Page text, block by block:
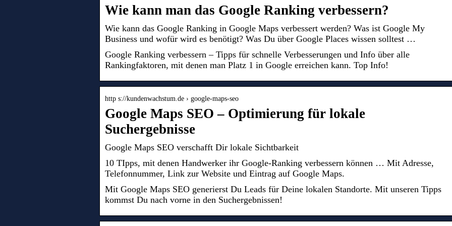
Wie kann man das Google Ranking verbessern?
Wie kann das Google Ranking in Google Maps verbessert werden? Was ist Google My
Business und wofür wird es benötigt? Was Du über Google Places wissen solltest …
Google Ranking verbessern – Tipps für schnelle Verbesserungen und Info über alle
Rankingfaktoren, mit denen man Platz 1 in Google erreichen kann. Top Info!
http s://kundenwachstum.de › google-maps-seo
Google Maps SEO – Optimierung für lokale
Suchergebnisse
Google Maps SEO verschafft Dir lokale Sichtbarkeit
10 TIpps, mit denen Handwerker ihr Google-Ranking verbessern können … Mit Adresse,
Telefonnummer, Link zur Website und Eintrag auf Google Maps.
Mit Google Maps SEO generierst Du Leads für Deine lokalen Standorte. Mit unseren Tipps
kommst Du nach vorne in den Suchergebnissen!